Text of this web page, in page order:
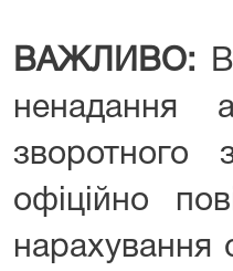
ВАЖЛИВО:
ненадання
зворотного
офіційно
нарахування